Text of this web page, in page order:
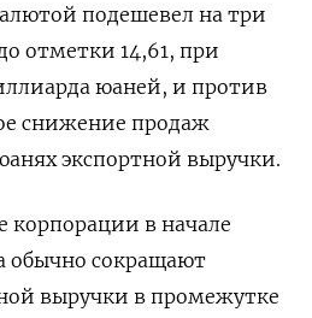
подешевел на три
отметки 14,61, при
юаней, и против
снижение продаж
экспортной выручки.
корпорации в начале
обычно сокращают
выручки в промежутке